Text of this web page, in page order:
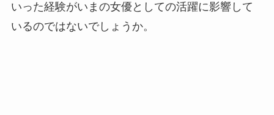
いった経験がいまの女優としての活躍に影響して
いるのではないでしょうか。